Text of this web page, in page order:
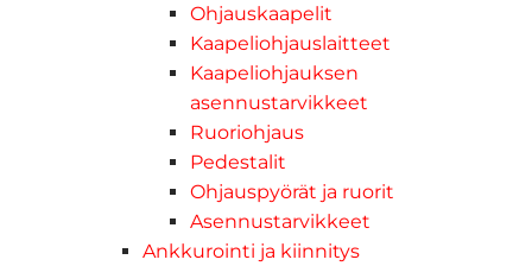
Ohjauskaapelit
Kaapeliohjauslaitteet
Kaapeliohjauksen
asennustarvikkeet
Ruoriohjaus
Pedestalit
Ohjauspyörät ja ruorit
Asennustarvikkeet
Ankkurointi ja kiinnitys